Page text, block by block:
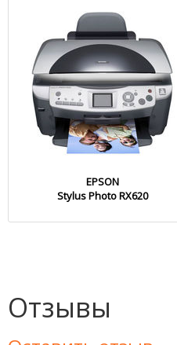
EPSON
Stylus Photo RX620
Отзывы